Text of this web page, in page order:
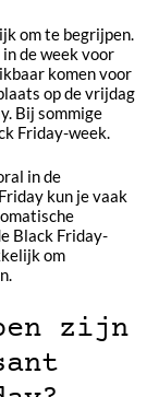
om te begrijpen.
de week voor
komen voor
op de vrijdag
Bij sommige
Friday-week.
in de
kun je vaak
Black Friday-
om
zijn